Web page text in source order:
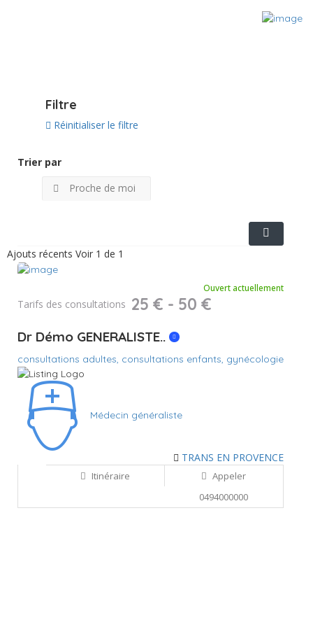
Filtre
Réinitialiser le filtre
Trier par
Proche de moi
Ajouts récents Voir 1 de 1
Ouvert actuellement
Tarifs des consultations 25 € - 50 €
Dr Démo GENERALISTE..
consultations adultes, consultations enfants, gynécologie
Médecin généraliste
TRANS EN PROVENCE
Itinéraire
Appeler
0494000000